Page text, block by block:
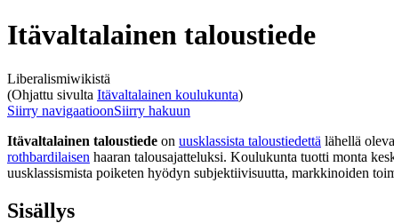
Itävaltalainen taloustiede
Liberalismiwikistä
(Ohjattu sivulta Itävaltalainen koulukunta)
Siirry navigaatioonSiirry hakuun
Itävaltalainen taloustiede on uusklassista taloustiedettä lähellä
rothbardilaisen haaran talousajatteluksi. Koulukunta tuotti monta
uusklassismista poiketen hyödyn subjektiivisuutta, markkinoiden
Sisällys